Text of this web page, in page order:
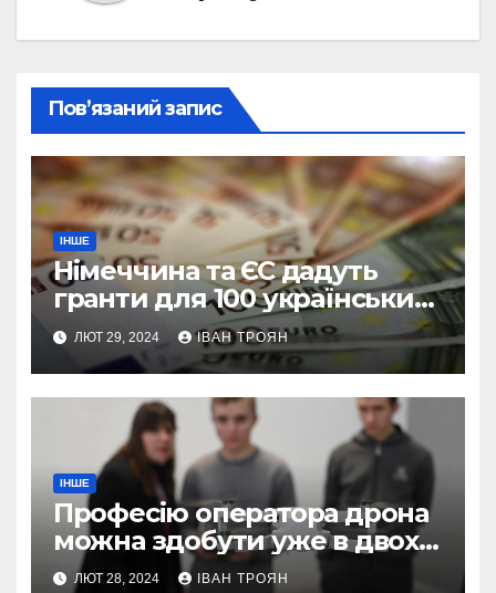
Пов’язаний запис
ІНШЕ
Німеччина та ЄС дадуть
гранти для 100 українських
підприємств
ЛЮТ 29, 2024 ІВАН ТРОЯН
ІНШЕ
Професію оператора дрона
можна здобути уже в двох
профтехах Львівщини
ЛЮТ 28, 2024 ІВАН ТРОЯН